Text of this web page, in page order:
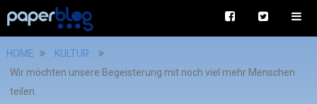
HOME
KULTUR
Wir möchten unsere Begeisterung mit noch viel mehr Menschen
teilen